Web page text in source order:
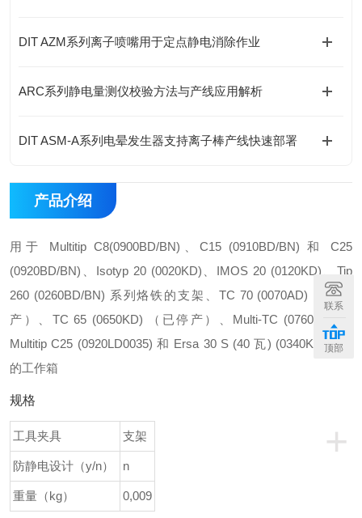
DIT AZM系列离子喷嘴用于定点静电消除作业
ARC系列静电量测仪校验方法与产线应用解析
DIT ASM-A系列电晕发生器支持离子棒产线快速部署
产品介绍
用于 Multitip C8(0900BD/BN)、C15 (0910BD/BN) 和 C25
(0920BD/BN)、Isotyp 20 (0020KD)、IMOS 20 (0120KD)、Tip
260 (0260BD/BN) 系列烙铁的支架、TC 70 (0070AD) （已停
产）、TC 65 (0650KD) （已停产）、Multi-TC (0760CD) 和
Multitip C25 (0920LD0035) 和 Ersa 30 S (40 瓦) (0340KD0035)
的工作箱
规格
+
工具夹具 支架
防静电设计（y/n） n
重量（kg） 0,009
联系
顶部